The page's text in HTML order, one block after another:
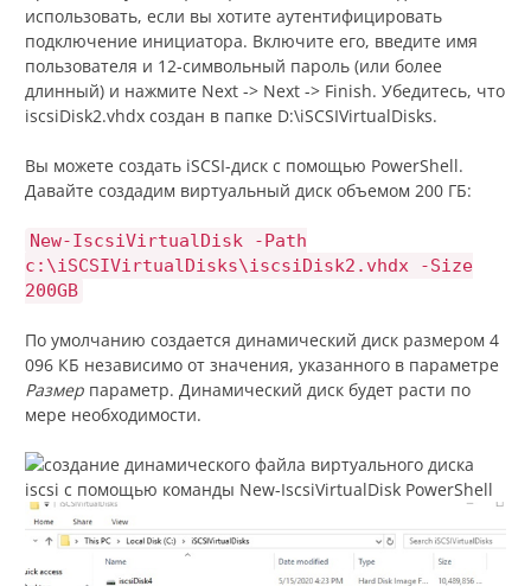
использовать, если вы хотите аутентифицировать
подключение инициатора. Включите его, введите имя
пользователя и 12-символьный пароль (или более
длинный) и нажмите Next -> Next -> Finish. Убедитесь, что
iscsiDisk2.vhdx создан в папке D:\iSCSIVirtualDisks.
Вы можете создать iSCSI-диск с помощью PowerShell.
Давайте создадим виртуальный диск объемом 200 ГБ:
New-IscsiVirtualDisk -Path
c:\iSCSIVirtualDisks\iscsiDisk2.vhdx -Size
200GB
По умолчанию создается динамический диск размером 4
096 КБ независимо от значения, указанного в параметре
Размер параметр. Динамический диск будет расти по
мере необходимости.